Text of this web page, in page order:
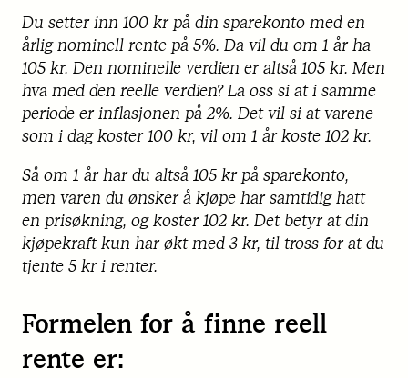
Du setter inn 100 kr på din sparekonto med en
årlig nominell rente på 5%. Da vil du om 1 år ha
105 kr. Den nominelle verdien er altså 105 kr. Men
hva med den reelle verdien? La oss si at i samme
periode er inflasjonen på 2%. Det vil si at varene
som i dag koster 100 kr, vil om 1 år koste 102 kr.
Så om 1 år har du altså 105 kr på sparekonto,
men varen du ønsker å kjøpe har samtidig hatt
en prisøkning, og koster 102 kr. Det betyr at din
kjøpekraft kun har økt med 3 kr, til tross for at du
tjente 5 kr i renter.
Formelen for å finne reell
rente er: